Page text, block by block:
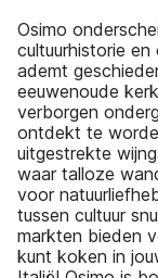
Osimo
cultuurhistorie
ademt
eeuwenoude
verborgen
ontdekt te
uitgestrekte
waar talloze
voor
tussen cultuur
markten bieden
kunt koken in